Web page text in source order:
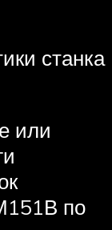
станка
или
по